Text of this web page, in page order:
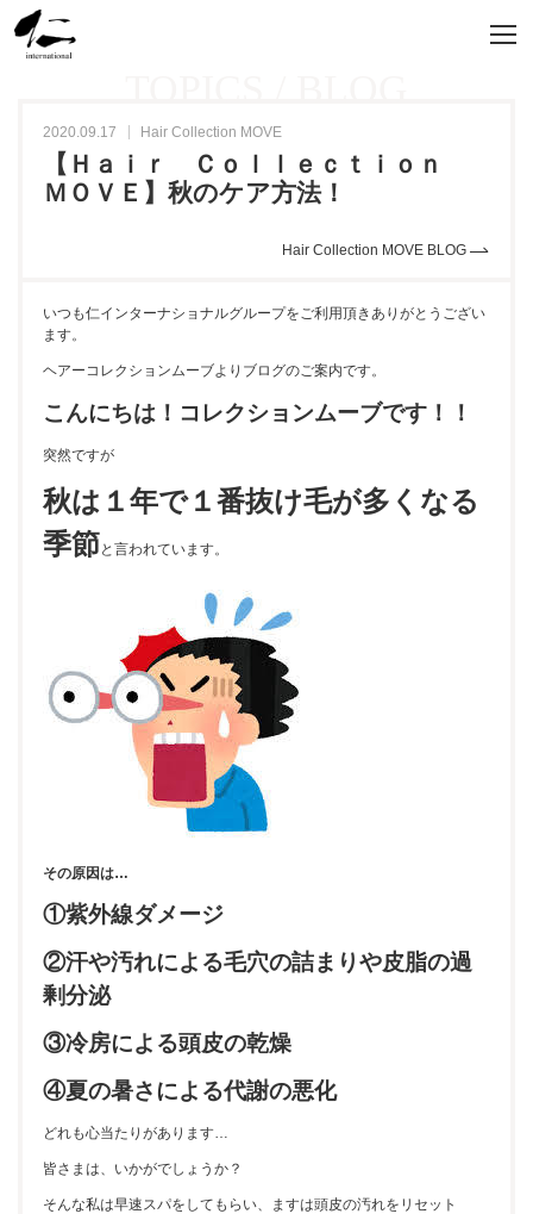
2020.09.17 Hair Collection MOVE
【Ｈａｉｒ Ｃｏｌｌｅｃｔｉｏｎ
ＭＯＶＥ】秋のケア方法！
Hair Collection MOVE BLOG
いつも仁インターナショナルグループをご利用頂きありがとうござい
ます。
ヘアーコレクションムーブよりブログのご案内です。
こんにちは！コレクションムーブです！！
突然ですが
秋は１年で１番抜け毛が多くなる
季節と言われています。
その原因は…
①紫外線ダメージ
②汗や汚れによる毛穴の詰まりや皮脂の過
剰分泌
③冷房による頭皮の乾燥
④夏の暑さによる代謝の悪化
どれも心当たりがあります…
皆さまは、いかがでしょうか？
そんな私は早速スパをしてもらい、ますは頭皮の汚れをリセット